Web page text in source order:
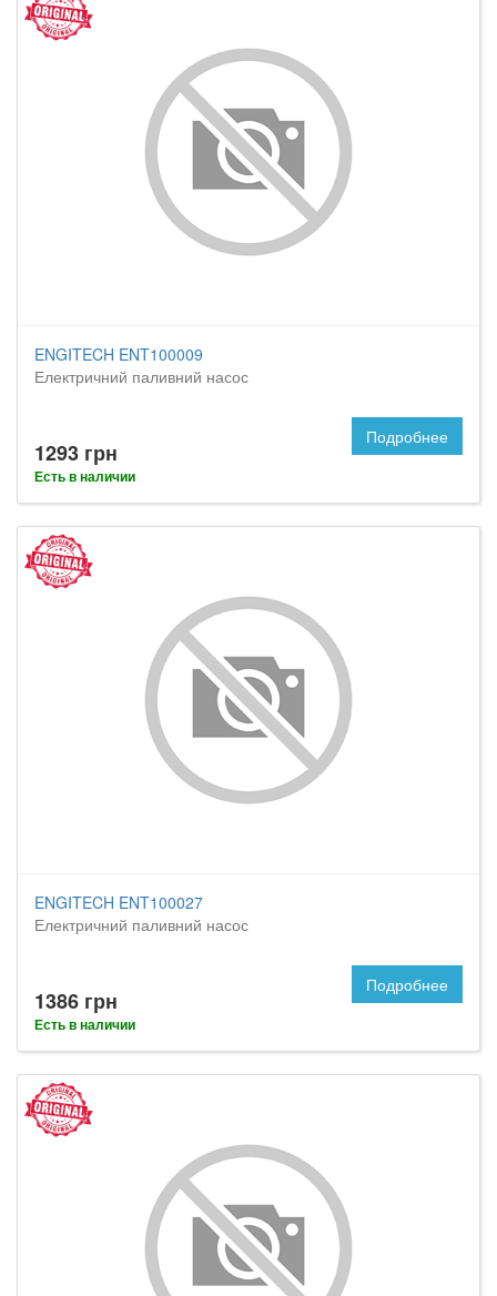
ENGITECH ENT100009
Електричний паливний насос
1293 грн
Есть в наличии
Подробнее
ENGITECH ENT100027
Електричний паливний насос
1386 грн
Есть в наличии
Подробнее